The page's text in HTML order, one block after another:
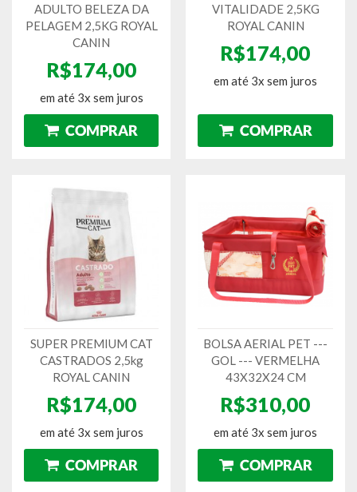
ADULTO BELEZA DA
PELAGEM 2,5KG ROYAL
CANIN
R$174,00
em até 3x sem juros
VITALIDADE 2,5KG
ROYAL CANIN
R$174,00
em até 3x sem juros
SUPER PREMIUM CAT
CASTRADOS 2,5kg
ROYAL CANIN
R$174,00
em até 3x sem juros
BOLSA AERIAL PET ---
GOL --- VERMELHA
43X32X24 CM
R$310,00
em até 3x sem juros